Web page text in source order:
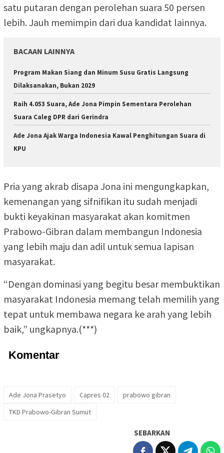
satu putaran dengan perolehan suara 50 persen
lebih. Jauh memimpin dari dua kandidat lainnya.
BACAAN LAINNYA
Program Makan Siang dan Minum Susu Gratis Langsung
Dilaksanakan, Bukan 2029
Raih 4.053 Suara, Ade Jona Pimpin Sementara Perolehan
Suara Caleg DPR dari Gerindra
Ade Jona Ajak Warga Indonesia Kawal Penghitungan Suara di
KPU
Pria yang akrab disapa Jona ini mengungkapkan,
kemenangan yang sifnifikan itu sudah menjadi
bukti keyakinan masyarakat akan komitmen
Prabowo-Gibran dalam membangun Indonesia
yang lebih maju dan adil untuk semua lapisan
masyarakat.
“Dengan dominasi yang begitu besar membuktikan
masyarakat Indonesia memang telah memilih yang
tepat untuk membawa negara ke arah yang lebih
baik,” ungkapnya.(***)
Komentar
Ade Jona Prasetyo Capres 02
prabowo gibran
TKD Prabowo-Gibran Sumut
SEBARKAN